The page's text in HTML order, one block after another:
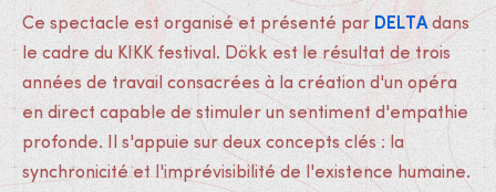
Ce spectacle est organisé et présenté par DELTAdans
le cadre du KIKK festival. Dökk est le résultat de trois
années de travail consacrées à la création d'un opéra
en direct capable de stimuler un sentiment d'empathie
profonde. Il s'appuie sur deux concepts clés : la
synchronicité et l'imprévisibilité de l'existence humaine.